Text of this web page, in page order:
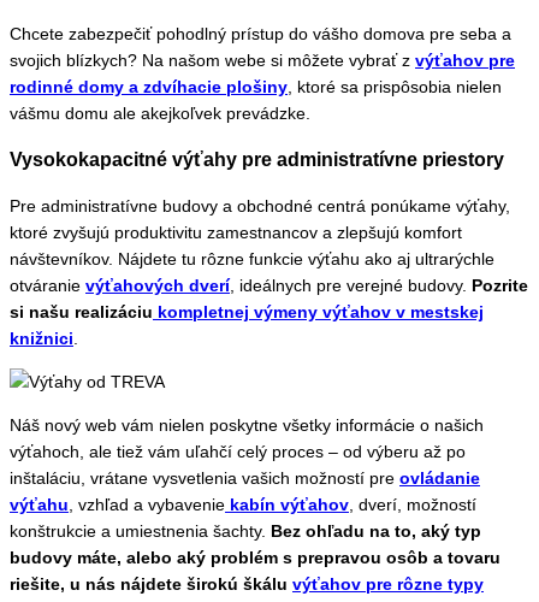
Chcete zabezpečiť pohodlný prístup do vášho domova pre seba a
svojich blízkych? Na našom webe si môžete vybrať z výťahov pre
rodinné domy a zdvíhacie plošiny , ktoré sa prispôsobia nielen
vášmu domu ale akejkoľvek prevádzke.
Vysokokapacitné výťahy pre administratívne priestory
Pre administratívne budovy a obchodné centrá ponúkame výťahy,
ktoré zvyšujú produktivitu zamestnancov a zlepšujú komfort
návštevníkov. Nájdete tu rôzne funkcie výťahu ako aj ultrarýchle
otváranie výťahových dverí, ideálnych pre verejné budovy. Pozrite
si našu realizáciu kompletnej výmeny výťahov v mestskej
knižnici
Náš nový web vám nielen poskytne všetky informácie o našich
výťahoch, ale tiež vám uľahčí celý proces – od výberu až po
inštaláciu, vrátane vysvetlenia vašich možností pre ovládanie
výťahu , vzhľad a vybavenie kabín výťahov , dverí, možností
konštrukcie a umiestnenia šachty. Bez ohľadu na to, aký typ
budovy máte, alebo aký problém s prepravou osôb a tovaru
riešite, u nás nájdete širokú škálu výťahov pre rôzne typy